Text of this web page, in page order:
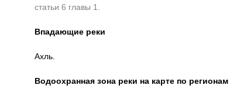
статьи 6 главы 1.
Впадающие реки
Ахль.
Водоохранная зона реки на карте по